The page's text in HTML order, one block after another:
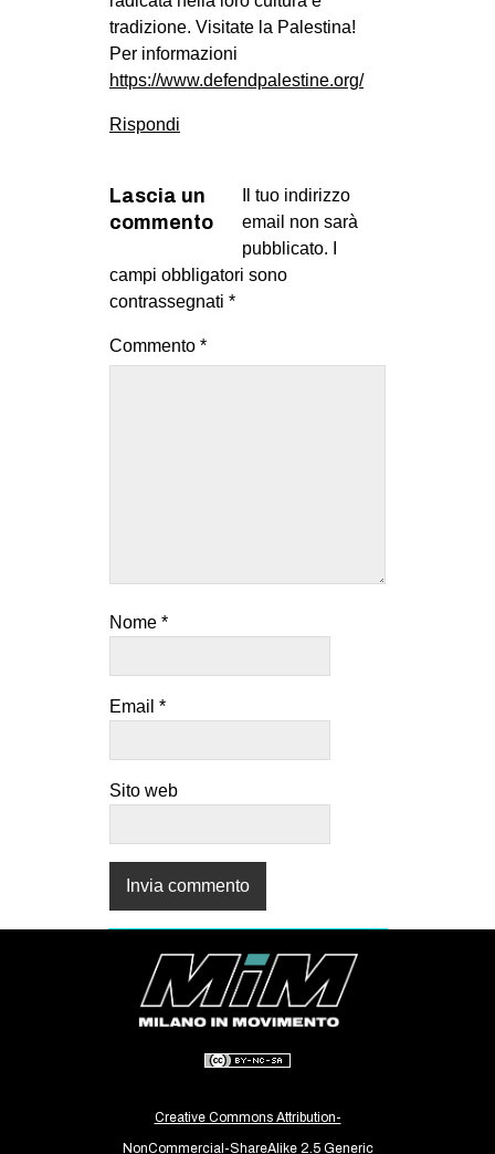
tradizione. Visitate la Palestina!
Per informazioni
https://www.defendpalestine.org/
Rispondi
Lascia un
commento
Il tuo indirizzo
email non sarà
pubblicato.
campi obbligatori sono
contrassegnati *
Commento *
Nome *
Email *
Sito web
Creative Commons Attribution-
NonCommercial-ShareAlike 2.5 Generic